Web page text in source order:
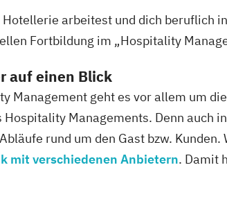
Hotellerie arbeitest und dich beruflich
Fortbildung im „Hospitality
auf einen Blick
Management geht es vor allem um
Hospitality Managements. Denn auch
rund um den Gast bzw.
mit verschiedenen Anbietern. Damit